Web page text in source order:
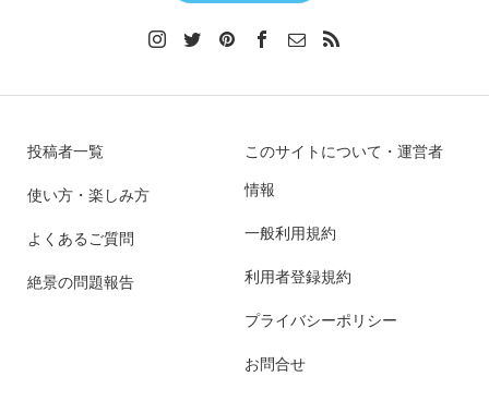
投稿者一覧
使い方・楽しみ方
よくあるご質問
絶景の問題報告
このサイトについて・運営者
情報
一般利用規約
利用者登録規約
プライバシーポリシー
お問合せ